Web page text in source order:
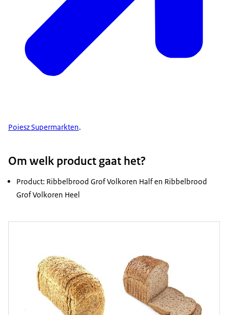
Poiesz Supermarkten.
Om welk product gaat het?
Product: Ribbelbrood Grof Volkoren Half en Ribbelbrood
Grof Volkoren Heel